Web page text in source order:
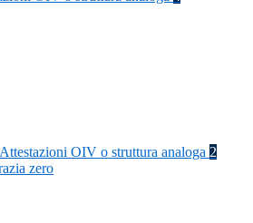
Attestazioni OIV o struttura analoga 2
zero